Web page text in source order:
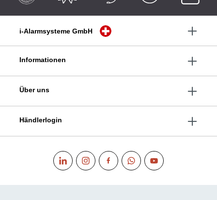
i-Alarmsysteme GmbH
Informationen
Über uns
Händlerlogin